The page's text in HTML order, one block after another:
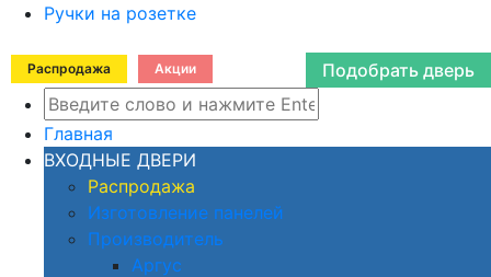
Ручки на розетке
Распродажа Акции Подобрать дверь
Главная
ВХОДНЫЕ ДВЕРИ
Распродажа
Изготовление панелей
Производитель
Аргус